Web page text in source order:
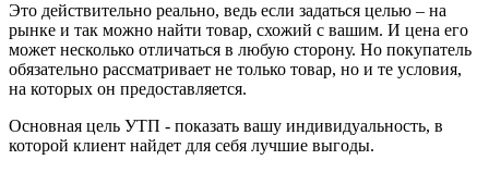
Это действительно реально, ведь если задаться целью – на
рынке и так можно найти товар, схожий с вашим. И цена его
может несколько отличаться в любую сторону. Но покупатель
обязательно рассматривает не только товар, но и те условия,
на которых он предоставляется.
Основная цель УТП - показать вашу индивидуальность, в
которой клиент найдет для себя лучшие выгоды.